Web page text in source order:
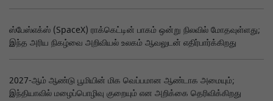
ஸ்பேஸ்எக்ஸ் (SpaceX) ராக்கெட்டின் பாகம் ஒன்று நிலவில் மோதவுள்ளது;
இந்த அரிய நிகழ்வை அறிவியல் உலகம் ஆவலுடன் எதிர்பார்க்கிறது
2027-ஆம் ஆண்டு பூமியின் மிக வெப்பமான ஆண்டாக அமையும்;
இந்தியாவில் மழைப்பொழிவு குறையும் என அறிக்கை தெரிவிக்கிறது